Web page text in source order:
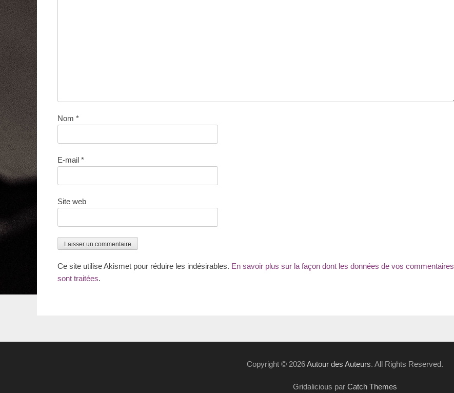
Nom *
E-mail *
Site web
Ce site utilise Akismet pour réduire les indésirables. En savoir plus sur la façon dont les données de vos commentaires
sont traitées.
Copyright © 2026Autour des Auteurs. All Rights Reserved.
Gridalicious par Catch Themes